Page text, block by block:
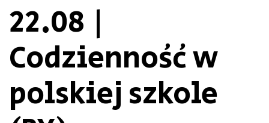
22.08 |
Codzienność w
polskiej szkole